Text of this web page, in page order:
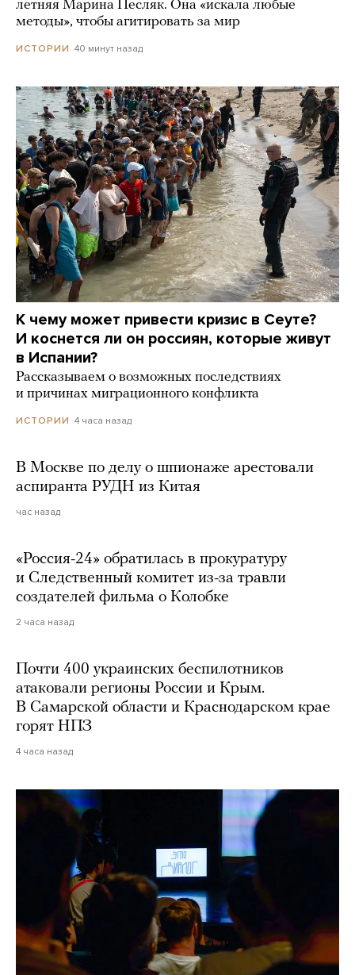
летняя Марина Песляк. Она «искала любые
методы», чтобы агитировать за мир
ИСТОРИИ 40 минут назад
К чему может привести кризис в Сеуте?
И коснется ли он россиян, которые живут
в Испании?
Рассказываем о возможных последствиях
и причинах миграционного конфликта
ИСТОРИИ 4 часа назад
В Москве по делу о шпионаже арестовали
аспиранта РУДН из Китая
час назад
«Россия-24» обратилась в прокуратуру
и Следственный комитет из-за травли
создателей фильма о Колобке
2 часа назад
Почти 400 украинских беспилотников
атаковали регионы России и Крым.
В Самарской области и Краснодарском крае
горят НПЗ
4 часа назад